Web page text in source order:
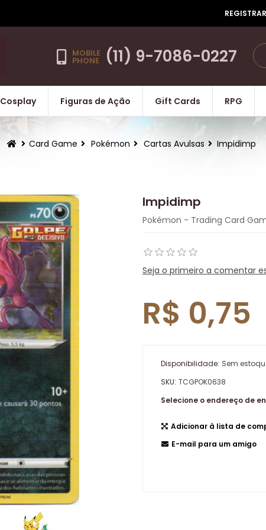
REGISTRAR
MOBILE
PHONE (11) 9-7086-0227
Cosplay Figuras de Ação Gift Cards RPG
Card Game Pokémon Cartas Avulsas Impidimp
Impidimp
Pokémon - Trading Card
Seja o primeiro a comentar
R$ 0,75
Disponibilidade: Sem
SKU: TCGPOK0638
Selecione o endereço de
Adicionar à lista de
E-mail para um amigo